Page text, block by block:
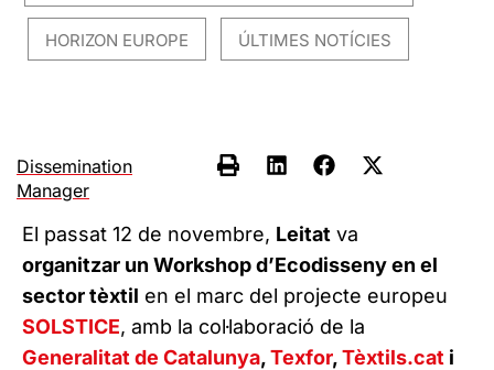
HORIZON EUROPE ÚLTIMES NOTÍCIES
Dissemination
Manager
El passat 12 de novembre, Leitat va
organitzar un Workshop d’Ecodisseny en el
sector tèxtil en el marc del projecte europeu
SOLSTICE, amb la col·laboració de la
Generalitat de Catalunya,Texfor,Tèxtils.cat i